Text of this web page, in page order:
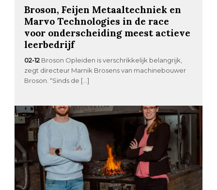
Broson, Feijen Metaaltechniek en
Marvo Technologies in de race
voor onderscheiding meest actieve
leerbedrijf
02-12 Broson Opleiden is verschrikkelijk belangrijk,
zegt directeur Marnik Brosens van machinebouwer
Broson. “Sinds de […]